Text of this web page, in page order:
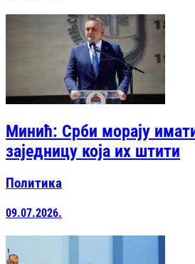
Минић: Срби морају
заједницу која их штити
Политика
09.07.2026.